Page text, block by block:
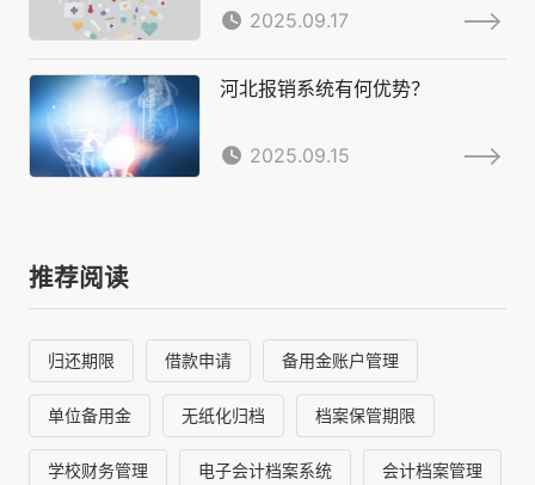
2025.09.17
河北报销系统有何优势？
2025.09.15
推荐阅读
归还期限 借款申请 备用金账户管理
单位备用金 无纸化归档 档案保管期限
学校财务管理 电子会计档案系统 会计档案管理